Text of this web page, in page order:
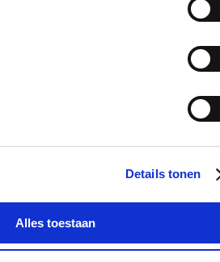
Details tonen
Alles toestaan
overheid: nieuwe regeling
gedrag van derden tegenover
minister van Bestuurszaken Hilde
strenger optreden: indien